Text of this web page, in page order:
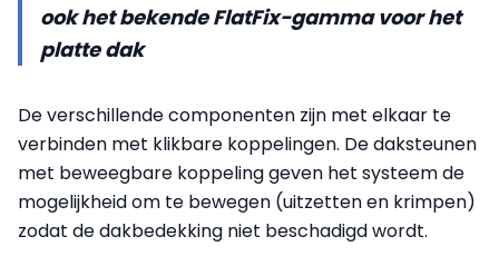
ook het bekende FlatFix-gamma voor het
platte dak
De verschillende componenten zijn met elkaar te
verbinden met klikbare koppelingen. De daksteunen
met beweegbare koppeling geven het systeem de
mogelijkheid om te bewegen (uitzetten en krimpen)
zodat de dakbedekking niet beschadigd wordt.